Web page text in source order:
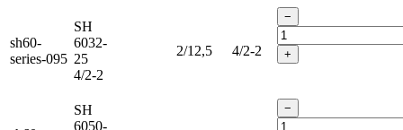
sh60-
series-095
SH
6032-
25
4/2-2
2/12,5 4/2-2
−
+
SH
6050-
−